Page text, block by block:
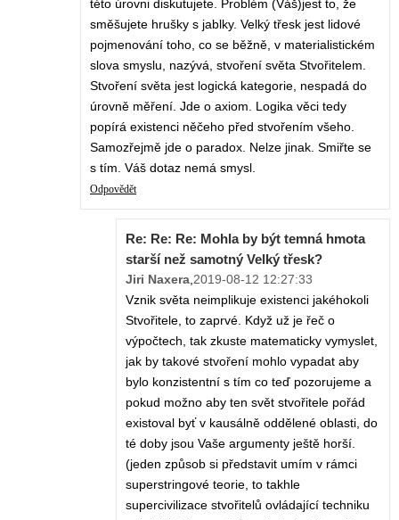
této úrovni diskutujete. Problém (Váš)jest to, že
směšujete hrušky s jablky. Velký třesk jest lidové
pojmenování toho, co se běžně, v materialistickém
slova smyslu, nazývá, stvoření světa Stvořitelem.
Stvoření světa jest logická kategorie, nespadá do
úrovně měření. Jde o axiom. Logika věci tedy
popírá existenci něčeho před stvořením všeho.
Samozřejmě jde o paradox. Nelze jinak. Smiřte se
s tím. Váš dotaz nemá smysl.
Odpovědět
Re: Re: Re: Mohla by být temná hmota
starší než samotný Velký třesk?
Jiri Naxera 2019-08-12 12:27:33
Vznik světa neimplikuje existenci jakéhokoli
Stvořitele, to zaprvé. Když už je řeč o
výpočtech, tak zkuste matematicky vymyslet,
jak by takové stvoření mohlo vypadat aby
bylo konzistentní s tím co teď pozorujeme a
pokud možno aby ten svět stvořitele pořád
existoval byť v kausálně oddělené oblasti, do
té doby jsou Vaše argumenty ještě horší.
(jeden způsob si představit umím v rámci
superstringové teorie, to takhle
supercivilizace stvořitelů ovládající techniku